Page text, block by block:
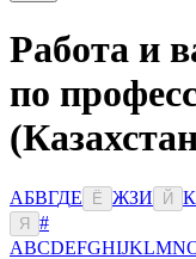
Работа и
по
АБВГДЕ Ё ЖЗИ Й К
Я
#
ABCDEFGHIJKLMN